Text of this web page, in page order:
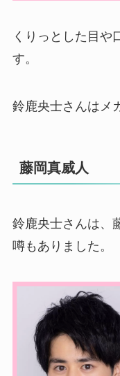
くりっとした目や
す。
鈴鹿央士さんはメ
藤岡真威人
鈴鹿央士さんは、
噂もありました。